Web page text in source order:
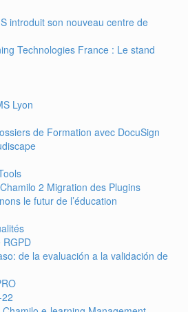
introduit son nouveau centre de
Technologies France : Le stand
Lyon
de Formation avec DocuSign
2 Migration des Plugins
le futur de l’éducation
RGPD
de la evaluación a la validación de